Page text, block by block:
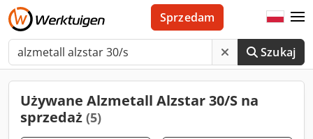
Szukaj
Sprzedam
Używane Alzmetall Alzstar 30/S na
sprzedaż (5)